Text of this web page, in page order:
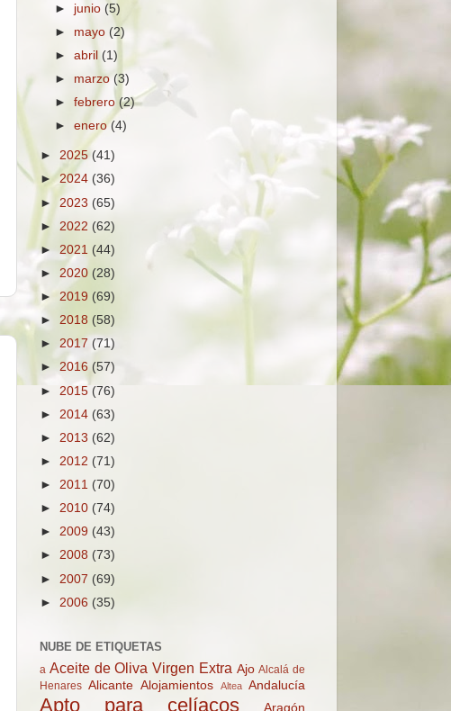
► junio (5)
► mayo (2)
►abril(1)
► marzo (3)
►febrero(2)
►enero(4)
► 2025 (41)
►2024 (36)
► 2023 (65)
► 2022 (62)
► 2021 (44)
► 2020 (28)
► 2019 (69)
► 2018 (58)
► 2017 (71)
► 2016 (57)
► 2015 (76)
► 2014 (63)
► 2013 (62)
► 2012 (71)
► 2011 (70)
► 2010 (74)
► 2009 (43)
► 2008 (73)
► 2007 (69)
► 2006 (35)
NUBE DE ETIQUETAS
a Aceite de Oliva Virgen Extra Ajo Alcalá de
Henares Alicante Alojamientos Altea Andalucía
Apto para celíacos Aragón